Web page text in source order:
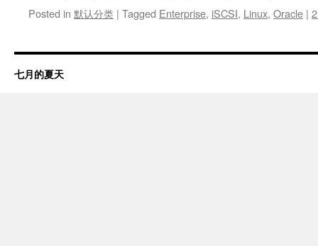
Posted in 默认分类 | Tagged Enterprise, iSCSI, Linux, Oracle |
七月的夏天